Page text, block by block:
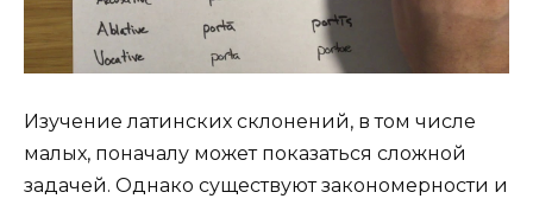
Изучение латинских склонений, в том числе
малых, поначалу может показаться сложной
задачей. Однако существуют закономерности и